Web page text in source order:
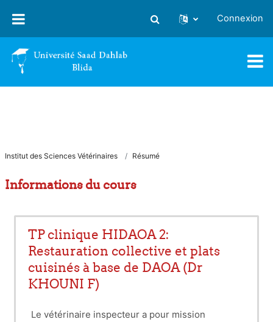
Activer/désactiver la saisie
Connexion
Institut des Sciences Vétérinaires Résumé
Informations du cours
TP clinique HIDAOA 2:
Restauration collective et plats
cuisinés à base de DAOA (Dr
KHOUNI F)
Le vétérinaire inspecteur a pour mission